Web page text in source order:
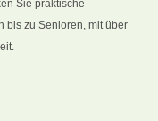
Sie praktische
bis zu Senioren, mit über